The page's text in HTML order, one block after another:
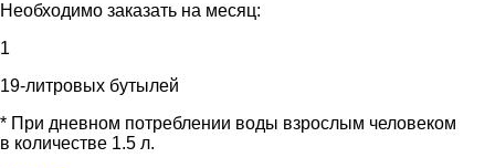
Необходимо заказать на месяц:
1
19-литровых бутылей
* При дневном потреблении воды взрослым человеком
в количестве 1.5 л.